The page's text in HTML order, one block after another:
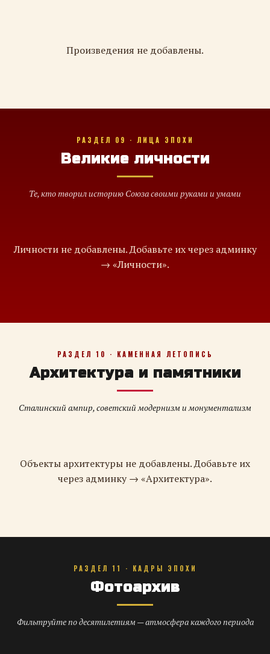
Произведения не добавлены.
РАЗДЕЛ 09 · ЛИЦА ЭПОХИ
Великие личности
Те, кто творил историю Союза своими руками и умами
Личности не добавлены. Добавьте их через админку
→ «Личности».
РАЗДЕЛ 10 · КАМЕННАЯ ЛЕТОПИСЬ
Архитектура и памятники
Сталинский ампир, советский модернизм и монументализм
Объекты архитектуры не добавлены. Добавьте их
через админку → «Архитектура».
РАЗДЕЛ 11 · КАДРЫ ЭПОХИ
Фотоархив
Фильтруйте по десятилетиям — атмосфера каждого периода